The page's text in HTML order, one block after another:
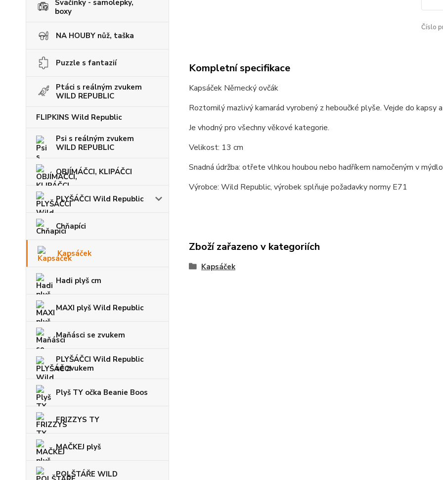
Svačinky - samolepky,
boxy
NA HOUBY nůž, taška
Puzzle s fantazií
Ptáci s reálným zvukem
WILD REPUBLIC
FLIPKINS Wild Republic
Psi s reálným zvukem
WILD REPUBLIC
OBJÍMÁČCI, KLIPÁČCI
PLYŠÁČCI Wild Republic
Chňapíci
Kapsáček
Hadi plyš cm
MAXI plyš Wild Republic
Maňásci se zvukem
PLYŠÁČCI Wild Republic
se zvukem
Plyš TY očka Beanie Boos
FRIZZYS TY
MAČKEJ plyš
POLŠTÁŘE WILD
Číslo
Kompletní specifikace
Kapsáček Německý ovčák
Roztomilý mazlivý kamarád vyrobený z heboučké plyše. Vejde do kapsy
Je vhodný pro všechny věkové kategorie.
Velikost: 13 cm
Snadná údržba: otřete vlhkou houbou nebo hadříkem namočeným v
Výrobce: Wild Republic, výrobek splňuje požadavky normy E71
Zboží zařazeno v kategoriích
Kapsáček